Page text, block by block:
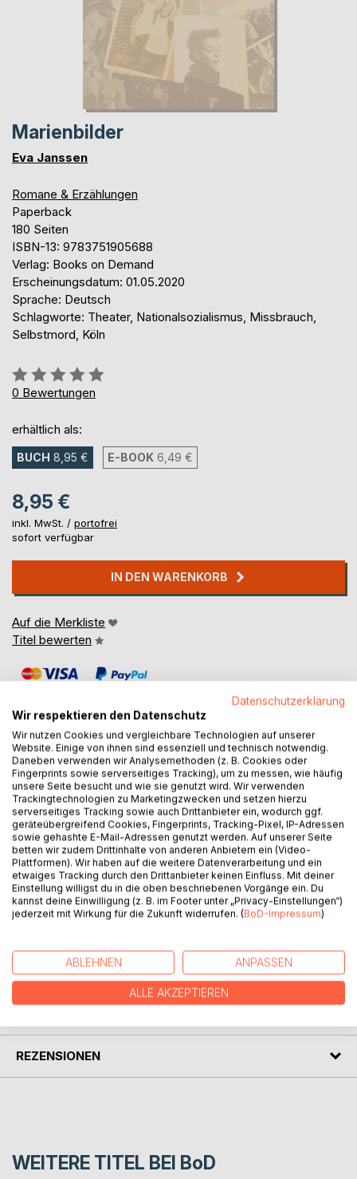
Marienbilder
Eva Janssen
Romane & Erzählungen
Paperback
180 Seiten
ISBN-13: 9783751905688
Verlag: Books on Demand
Erscheinungsdatum: 01.05.2020
Sprache: Deutsch
Schlagworte: Theater, Nationalsozialismus, Missbrauch,
Selbstmord, Köln
Bewertung::
0%
0 Bewertungen
erhältlich als:
BUCH 8,95 € E-BOOK 6,49 €
8,95 €
inkl. MwSt. / portofrei
sofort verfügbar
IN DEN WARENKORB
Auf die Merkliste
Titel bewerten
BESCHREIBUNG
Zwei Frauenschicksale, wie sie unterschiedlicher nicht sein
könnten, stehen im Mittelpunkt des Romans. Maria B., die
1923 geboren wurde, und Maria S., ein Kind der 1950er
Jahre. Erzählt werden kaleidoskopartig in einzelnen Bildern
die bewegenden Lebensgeschichten der beiden
außergewöhnlichen Persönlichkeiten, deren Ringen um ihr
persönliches Glück berührt und erschüttert und deren
Wege sich überraschend kreuzen.
AUTOR/IN
REZENSIONEN
WEITERE TITEL BEI BoD
Datenschutzerklärung
Wir respektieren den Datenschutz
Wir nutzen Cookies und vergleichbare Technologien auf unserer
Website. Einige von ihnen sind essenziell und technisch notwendig.
Daneben verwenden wir Analysemethoden (z. B. Cookies oder
Fingerprints sowie serverseitiges Tracking), um zu messen, wie häufig
unsere Seite besucht und wie sie genutzt wird. Wir verwenden
Trackingtechnologien zu Marketingzwecken und setzen hierzu
serverseitiges Tracking sowie auch Drittanbieter ein, wodurch ggf.
geräteübergreifend Cookies, Fingerprints, Tracking-Pixel, IP-Adressen
sowie gehashte E-Mail-Adressen genutzt werden. Auf unserer Seite
betten wir zudem Drittinhalte von anderen Anbietern ein (Video-
Plattformen). Wir haben auf die weitere Datenverarbeitung und ein
etwaiges Tracking durch den Drittanbieter keinen Einfluss. Mit deiner
Einstellung willigst du in die oben beschriebenen Vorgänge ein. Du
kannst deine Einwilligung (z. B. im Footer unter „Privacy-Einstellungen“)
jederzeit mit Wirkung für die Zukunft widerrufen. (BoD-Impressum)
ABLEHNEN ANPASSEN
ALLE AKZEPTIEREN